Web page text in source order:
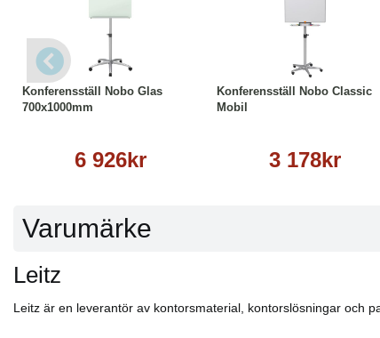
Konferensställ Nobo Glas
700x1000mm
6 926kr
Köp
Konferensställ Nobo Classic
Mobil
3 178kr
Varumärke
Leitz
Leitz är en leverantör av kontorsmaterial, kontorslösningar och